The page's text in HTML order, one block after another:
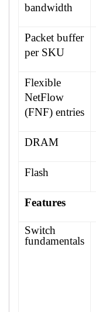
bandwidth
Packet buffer
per SKU
Flexible
NetFlow
(FNF) entries
DRAM
Flash
Features
Switch
fundamentals